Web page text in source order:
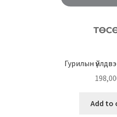
Гурилын
Add to